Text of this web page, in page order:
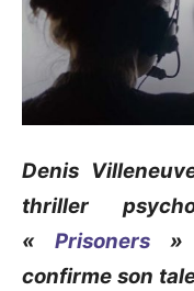
Denis
thriller
«Prisoners »
confirme son